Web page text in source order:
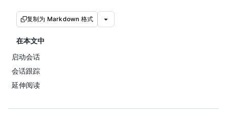
复制为 Markdown 格式
在本文中
启动会话
会话跟踪
延伸阅读